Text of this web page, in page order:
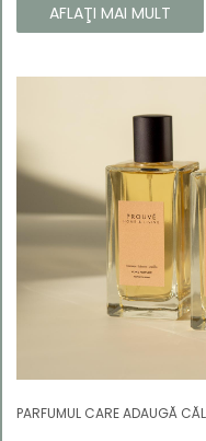
să atragă atenția și să
AFLAŢI MAI MULT
PARFUMUL CARE ADAUGĂ